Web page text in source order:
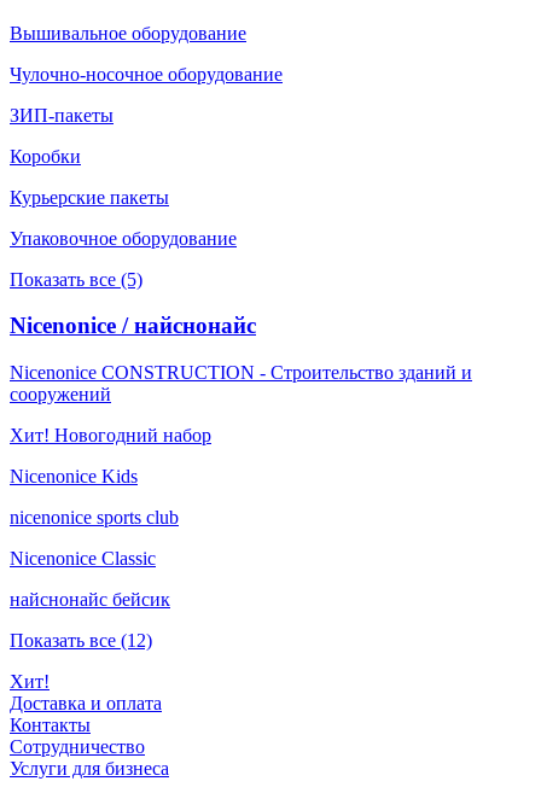
Вышивальное оборудование
Чулочно-носочное оборудование
ЗИП-пакеты
Коробки
Курьерские пакеты
Упаковочное оборудование
Показать все (5)
Nicenonice / найснонайс
Nicenonice CONSTRUCTION - Строительство зданий и
сооружений
Хит! Новогодний набор
Nicenonice Kids
nicenonice sports club
Nicenonice Classic
найснонайс бейсик
Показать все (12)
Хит!
Доставка и оплата
Контакты
Сотрудничество
Услуги для бизнеса